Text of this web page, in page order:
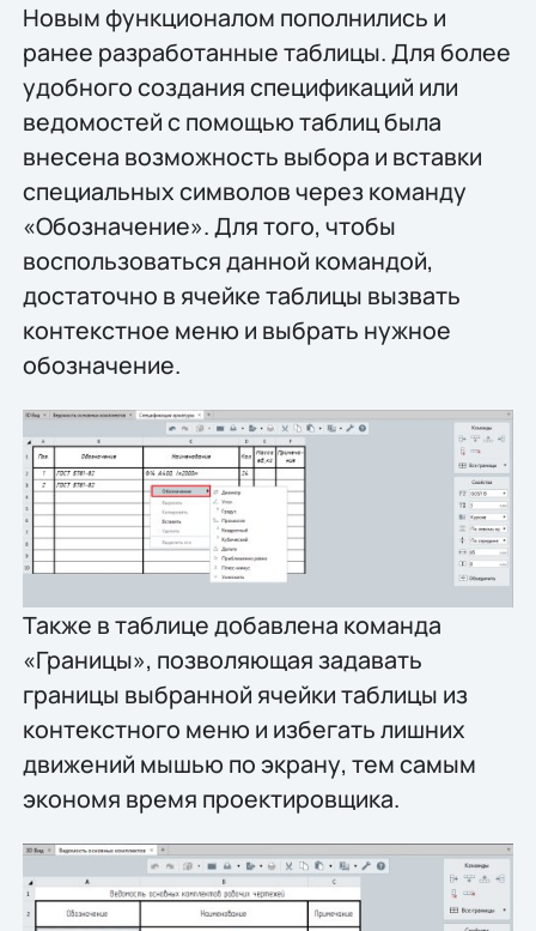
Новым функционалом пополнились и
ранее разработанные таблицы. Для более
удобного создания спецификаций или
ведомостей с помощью таблиц была
внесена возможность выбора и вставки
специальных символов через команду
«Обозначение». Для того, чтобы
воспользоваться данной командой,
достаточно в ячейке таблицы вызвать
контекстное меню и выбрать нужное
обозначение.
Также в таблице добавлена команда
«Границы», позволяющая задавать
границы выбранной ячейки таблицы из
контекстного меню и избегать лишних
движений мышью по экрану, тем самым
экономя время проектировщика.